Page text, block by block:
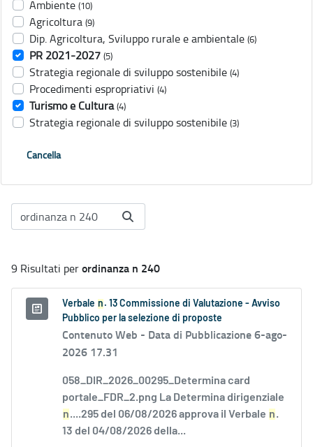
Ambiente (10)
Agricoltura (9)
Dip. Agricoltura, Sviluppo rurale e ambientale (6)
PR 2021-2027 (5)
Strategia regionale di sviluppo sostenibile (4)
Procedimenti espropriativi (4)
Turismo e Cultura (4)
Strategia regionale di sviluppo sostenibile (3)
Cancella
9 Risultati perordinanza n 240
Verbale n . 13 Commissione di Valutazione - Avviso
Pubblico per la selezione di proposte
Contenuto Web - Data di Pubblicazione 6-ago-
2026 17.31
058_DIR_2026_00295_Determina card
portale_FDR_2.png La Determina dirigenziale
n....295 del 06/08/2026 approva il Verbale n.
13 del 04/08/2026 della...